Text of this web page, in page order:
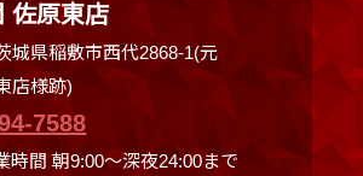
佐原東店
城県稲敷市西代2868-1(元
店様跡)
7588
時間 朝9:00〜深夜24:00まで